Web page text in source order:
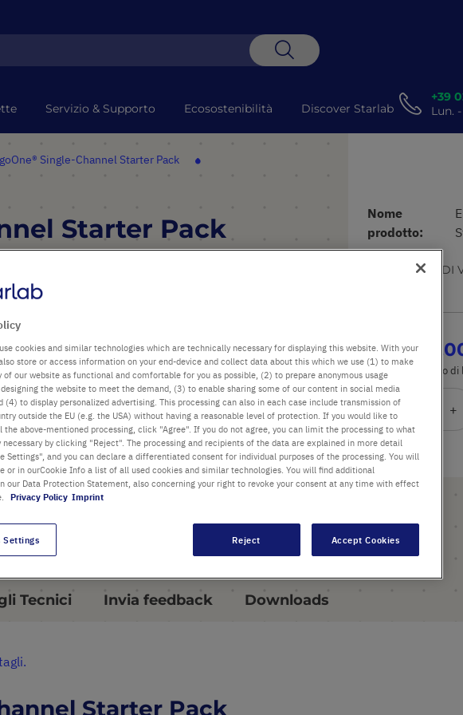
Servizio & Supporto Ecosostenibilità Discover Starlab
+39
Lun.
Single-Channel Starter Pack
Starter Pack
Three or four ErgoOne
single-channel pipettes
Three TipOne ®racks with
compatible tips
Three or four Self-Adhesive
Shelf Holder for one Pipette
Nome
prodotto
INTERVALLO DI
dal
Il prezzo è quello di
- +
Starter Pack
Tecnici Invia feedback Downloads
cookies and similar technologies which are technically necessary for displaying this website. With your
store or access information on your end-device and collect data about this which we use (1) to make
of our website as functional and comfortable for you as possible, (2) to prepare anonymous usage
the website to meet the demand, (3) to enable sharing some of our content in social media
(4) to display personalized advertising. This processing can also in each case include transmission of
outside the EU (e.g. the USA) without having a reasonable level of protection. If you would like to
the above-mentioned processing, click "Agree". If you do not agree, you can limit the processing to what
by clicking "Reject". The processing and recipients of the data are explained in more detail
Settings", and you can declare a differentiated consent for individual purposes of the processing. You will
or in ourCookie Info a list of all used cookies and similar technologies. You will find additional
our Data Protection Statement, also concerning your right to revoke your consent at any time with effect
Privacy Policy Imprint
Settings Reject Accept Cookies